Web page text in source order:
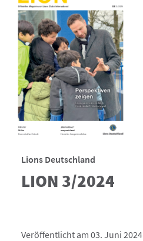
Lions Deutschland
LION 3/2024
Veröffentlicht am 03. Juni 2024